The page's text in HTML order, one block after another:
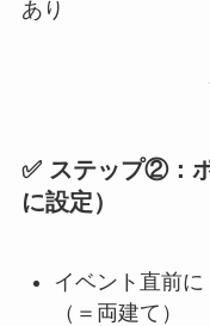
あり
✅ ステップ②：
に設定）
イベント直前
（＝両建て）